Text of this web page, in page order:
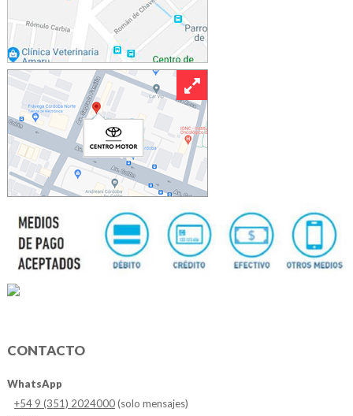
CONTACTO
WhatsApp
+54 9 (351) 2024000(solo mensajes)